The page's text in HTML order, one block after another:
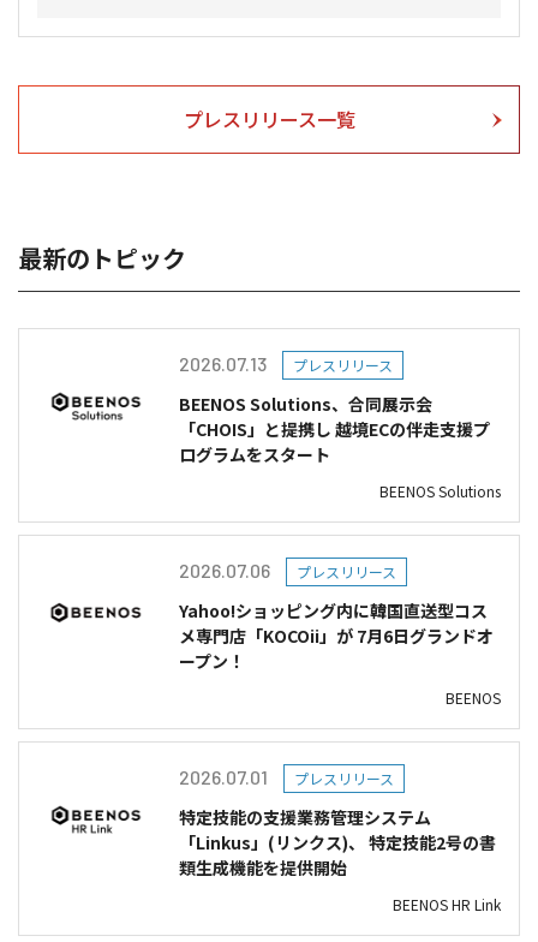
プレスリリース一覧
最新のトピック
2026.07.13 プレスリリース
BEENOS Solutions、合同展示会
「CHOIS」と提携し 越境ECの伴走支援プ
ログラムをスタート
BEENOS Solutions
2026.07.06 プレスリリース
Yahoo!ショッピング内に韓国直送型コス
メ専門店「KOCOii」が 7月6日グランドオ
ープン！
BEENOS
2026.07.01 プレスリリース
特定技能の支援業務管理システム
「Linkus」(リンクス)、 特定技能2号の書
類生成機能を提供開始
BEENOS HR Link